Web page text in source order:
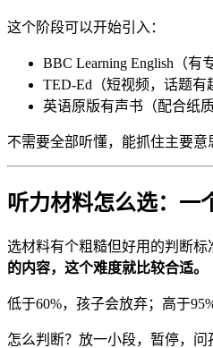
这个阶段可以开始引入：
BBC Learning English（有
TED-Ed（短视频，话题有
英语原版有声书（配合纸质
不需要全部听懂，能抓住主要意
听力材料怎么选：一
选材料有个粗糙但好用的判断标
的内容，这个难度就比较合适。
低于60%，孩子会放弃；高于
怎么判断？放一小段，暂停，